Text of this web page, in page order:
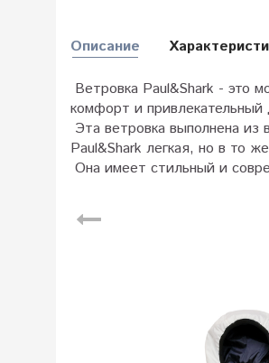
Описание
Ветровка Paul&Shark - это
комфорт и привлекательный
Эта ветровка выполнена
Paul&Shark легкая, но в то
Она имеет стильный и